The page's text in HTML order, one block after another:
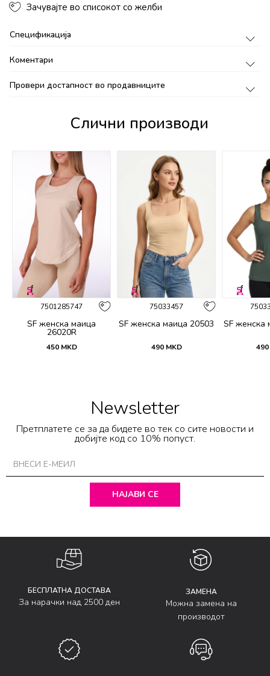
Зачувајте во списокот со желби
Спецификација
Коментари
Провери достапност во продавниците
Слични производи
7501285747
SF женска маица
26020R
450 MKD
75033457
SF женска маица 20503
490 MKD
SF женска
490
Newsletter
Претплатете се за да бидете во тек со сите новости и
добијте код со 10% попуст.
НАЈАВИ СЕ
БЕСПЛАТНА ДОСТАВА
За нарачки над 2500 ден
ЗАМЕНА
Можна замена на
производот